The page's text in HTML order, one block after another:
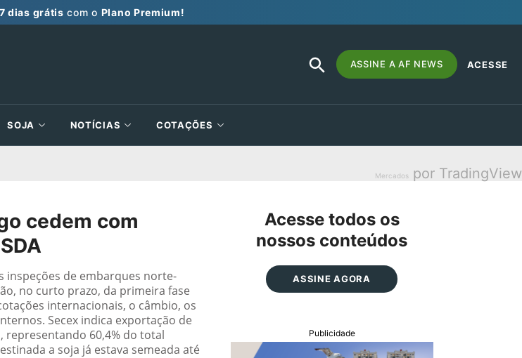
7 dias grátis com o Plano Premium!
Search
for:
SEARCH
BUTTON
ASSINE A AF NEWS ACESSE
SOJA NOTÍCIAS COTAÇÕES
Mercados por TradingView
cedem com
inspeções de embarques norte-
no curto prazo, da primeira fase
internacionais, o câmbio, os
Secex indica exportação de
representando 60,4% do total
a soja já estava semeada até
Acesse todos os
nossos conteúdos
ASSINE AGORA
Publicidade